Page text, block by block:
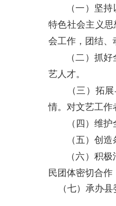
（一）坚
特色社会主义
会工作，团结、
（二）抓
艺人才。
（三）拓
情。对文艺工作
（四）维
（五）创
（六）积
民团体密切合
（七）承办县